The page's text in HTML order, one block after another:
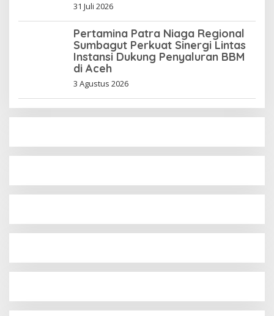
31 Juli 2026
Pertamina Patra Niaga Regional
Sumbagut Perkuat Sinergi Lintas
Instansi Dukung Penyaluran BBM
di Aceh
3 Agustus 2026